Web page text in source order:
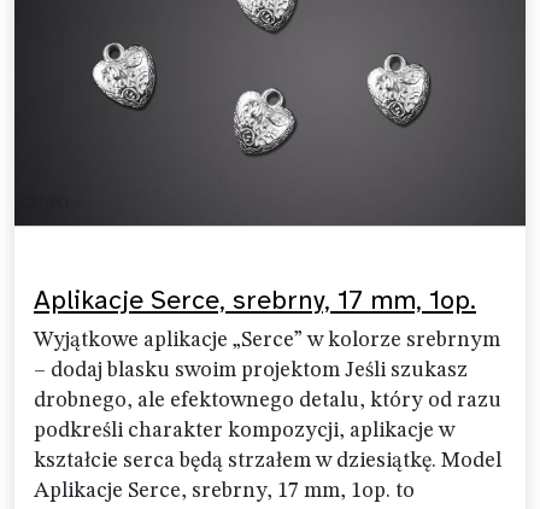
Aplikacje Serce, srebrny, 17 mm, 1op.
Wyjątkowe aplikacje „Serce” w kolorze srebrnym
– dodaj blasku swoim projektom Jeśli szukasz
drobnego, ale efektownego detalu, który od razu
podkreśli charakter kompozycji, aplikacje w
kształcie serca będą strzałem w dziesiątkę. Model
Aplikacje Serce, srebrny, 17 mm, 1op. to